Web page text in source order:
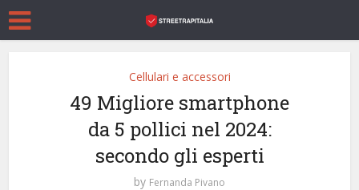
Cellulari e accessori
49 Migliore smartphone
da 5 pollici nel 2024:
secondo gli esperti
by Fernanda Pivano